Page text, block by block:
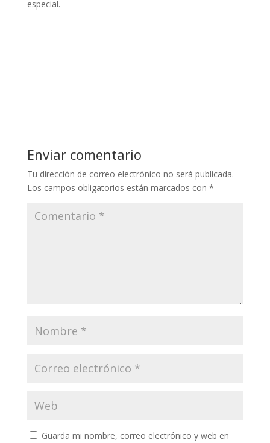
especial.
Enviar comentario
Tu dirección de correo electrónico no será publicada.
Los campos obligatorios están marcados con *
Guarda mi nombre, correo electrónico y web en